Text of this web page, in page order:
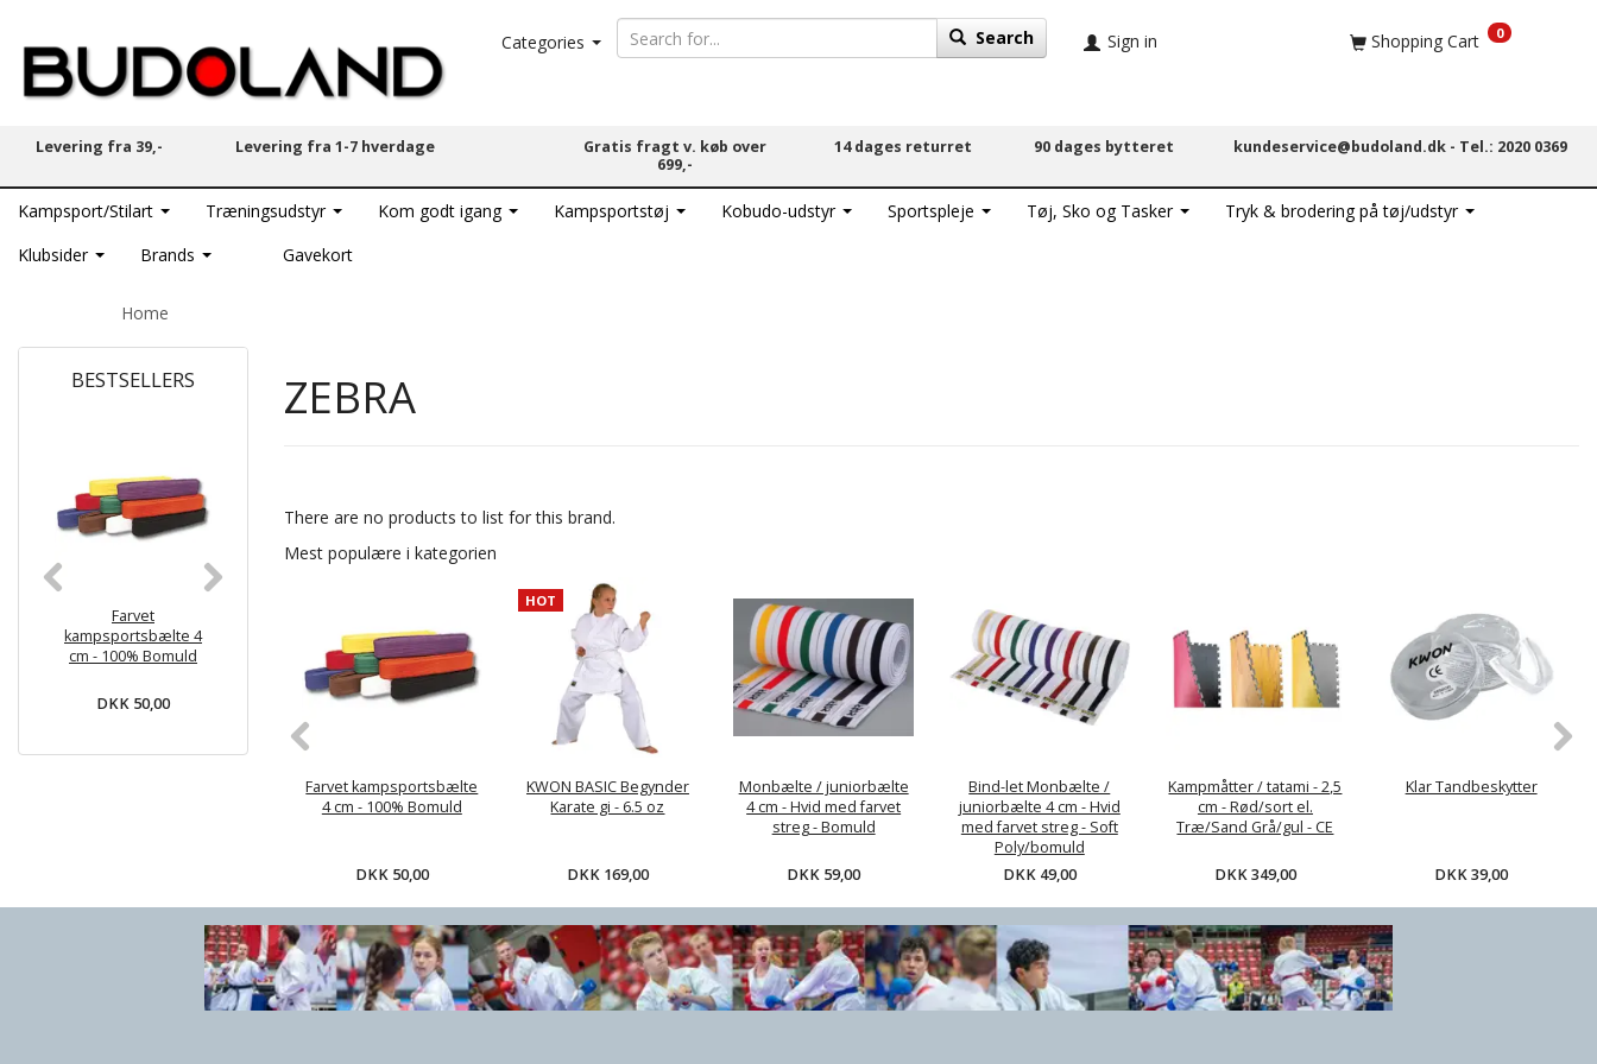
Categories Search Sign in Shopping Cart 0
Levering fra 39,- Levering fra 1-7 hverdage
Gratis fragt v. køb over
699,-
14 dages returret 90 dages bytteret kundeservice@budoland.dk - Tel.: 2020 0369
Kampsport/Stilart Træningsudstyr Kom godt igang Kampsportstøj Kobudo-udstyr Sportspleje Tøj, Sko og Tasker
Tryk & brodering på tøj/udstyr
Klubsider
Brands Gavekort
Home
BESTSELLERS
Farvet
kampsportsbælte 4
cm - 100% Bomuld
DKK 50,00
Begynder Karate gi -
6.5 oz
DKK 169,00
Monbælte /
juniorbælte 4 cm -
Hvid med farvet streg
Bind-let Monbælte /
juniorbælte 4 cm -
Hvid med farvet streg
- Soft Poly/bomuld
DKK 49,00
Kampmåtter / tatami -
2,5 cm - Rød/sort el.
Træ/Sand Grå/gul - CE
DKK 349,00
Klar Tandbeskytter
DKK 39,00
ZEBRA
There are no products to list for this brand.
Mest populære i kategorien
Farvet kampsportsbælte
4 cm - 100% Bomuld
DKK 50,00
HOT
KWON BASIC Begynder
Karate gi - 6.5 oz
DKK 169,00
Monbælte / juniorbælte
4 cm - Hvid med farvet
streg - Bomuld
DKK 59,00
Bind-let Monbælte /
juniorbælte 4 cm - Hvid
med farvet streg - Soft
Poly/bomuld
DKK 49,00
Kampmåtter / tatami - 2,5
cm - Rød/sort el.
Træ/Sand Grå/gul - CE
DKK 349,00
Klar Tandbeskytter
DKK 39,00